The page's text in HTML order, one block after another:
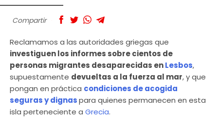
Compartir
Reclamamos a las autoridades griegas que
investiguen los informes sobre cientos de
personas migrantes desaparecidas enLesbos,
supuestamente devueltas a la fuerza al mar, y que
pongan en práctica condiciones de acogida
seguras y dignaspara quienes permanecen en esta
isla perteneciente a Grecia.